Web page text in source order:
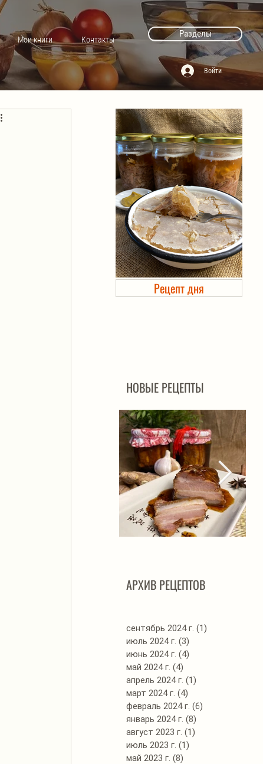
Мои книги Контакты
Разделы
Войти
Холодец в банке. Автоклав
Рецепт дня
НОВЫЕ РЕЦЕПТЫ
соусе
АРХИВ РЕЦЕПТОВ
сентябрь 2024 г. (1)
июль 2024 г. (3)
июнь 2024 г. (4)
май 2024 г. (4)
апрель 2024 г. (1)
март 2024 г. (4)
февраль 2024 г. (6)
январь 2024 г. (8)
август 2023 г. (1)
июль 2023 г. (1)
май 2023 г. (8)